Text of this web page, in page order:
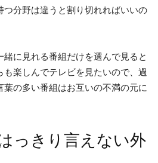
つ分野は違うと割り切れればいいの
に見れる番組だけを選んで見ると
楽しんでテレビを見たいので、過
葉の多い番組はお互いの不満の元に
っきり言えない外